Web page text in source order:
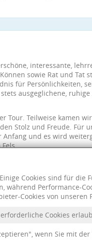
interessante,
sowie Rat und Tat
für Persönlichkeiten,
ausgeglichene,
Tour. Teilweise kamen
Stolz und Freude. Für
und es wird
Tour.
Cookies sind für
während Performance-
Cookies von
Cookies
wenn Sie mit